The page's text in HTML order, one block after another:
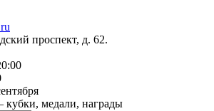
проспект, д. 62.
кубки, медали, награды